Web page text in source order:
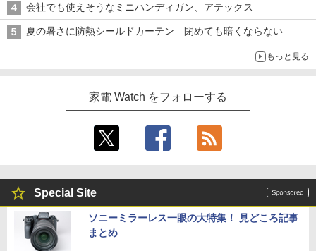
会社でも使えそうなミニハンディガン、アテックス
夏の暑さに防熱シールドカーテン 閉めても暗くならない
もっと見る
家電 Watch をフォローする
Special Site
ソニーミラーレス一眼の大特集！ 見どころ記事
まとめ